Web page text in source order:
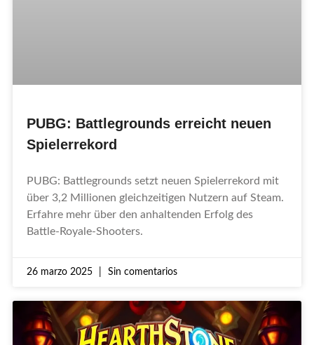
PUBG: Battlegrounds erreicht neuen
Spielerrekord
PUBG: Battlegrounds setzt neuen Spielerrekord mit
über 3,2 Millionen gleichzeitigen Nutzern auf Steam.
Erfahre mehr über den anhaltenden Erfolg des
Battle-Royale-Shooters.
26 marzo 2025 Sin comentarios